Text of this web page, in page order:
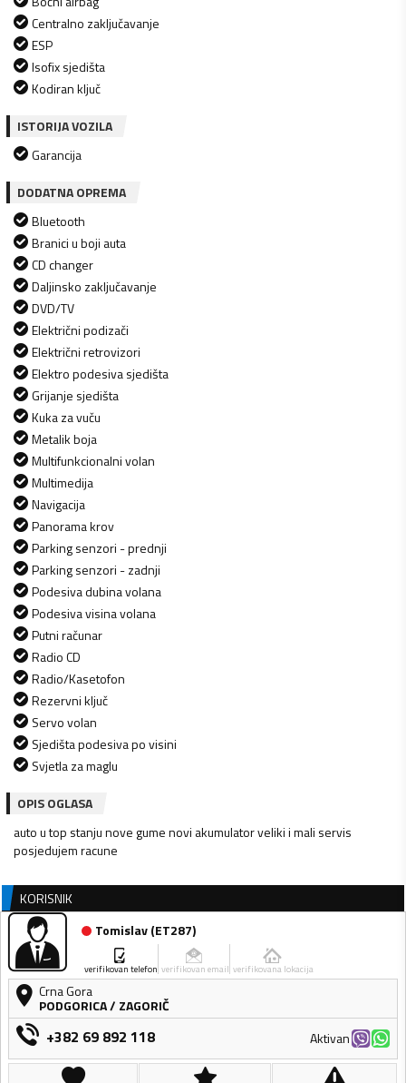
Centralno zaključavanje
ESP
Isofix sjedišta
Kodiran ključ
ISTORIJA VOZILA
Garancija
DODATNA OPREMA
Bluetooth
Branici u boji auta
CD changer
Daljinsko zaključavanje
DVD/TV
Električni podizači
Električni retrovizori
Elektro podesiva sjedišta
Grijanje sjedišta
Kuka za vuču
Metalik boja
Multifunkcionalni volan
Multimedija
Navigacija
Panorama krov
Parking senzori - prednji
Parking senzori - zadnji
Podesiva dubina volana
Podesiva visina volana
Putni računar
Radio CD
Radio/Kasetofon
Rezervni ključ
Servo volan
Sjedišta podesiva po visini
Svjetla za maglu
OPIS OGLASA
auto u top stanju nove gume novi akumulator veliki i mali servis
posjedujem racune
KORISNIK
Tomislav(ET287)
verifikovan telefon verifikovan email verifikovana lokacija
Crna Gora
PODGORICA/ ZAGORIČ
+382 69 892 118 Aktivan